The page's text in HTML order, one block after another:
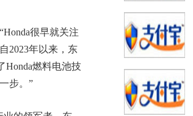
很早就关注
2023年以来，东
Honda燃料电池技
步。”